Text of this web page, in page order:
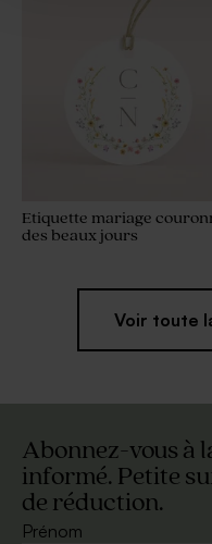
Etiquette mariage
des beaux jours
Voir toute
Abonnez-vous à
informé. Petite
de réduction.
Prénom